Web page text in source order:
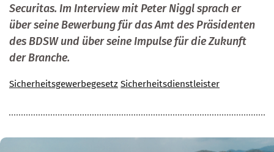
Securitas. Im Interview mit Peter Niggl sprach er
über seine Bewerbung für das Amt des Präsidenten
des BDSW und über seine Impulse für die Zukunft
der Branche.
Sicherheitsgewerbegesetz Sicherheitsdienstleister